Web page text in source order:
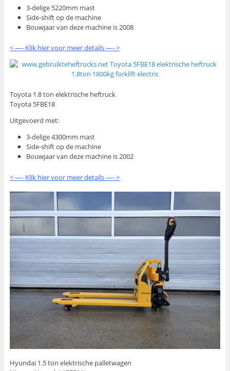
3-delige 5220mm mast
Side-shift op de machine
Bouwjaar van deze machine is 2008
< —- Klik hier voor meer details —- >
Toyota 1.8 ton elektrische heftruck
Toyota 5FBE18
Uitgevoerd met:
3-delige 4300mm mast
Side-shift op de machine
Bouwjaar van deze machine is 2002
< —- Klik hier voor meer details —- >
Hyundai 1.5 ton elektrische palletwagen